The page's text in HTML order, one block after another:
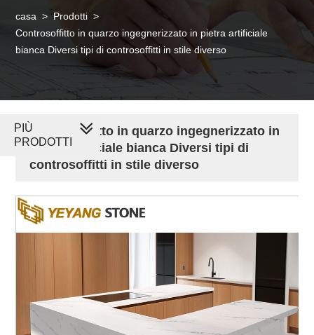
casa > Prodotti >
Controsoffitto in quarzo ingegnerizzato in pietra artificiale
bianca Diversi tipi di controsoffitti in stile diverso
Controsoffitto in quarzo ingegnerizzato in
pietra artificiale bianca Diversi tipi di
controsoffitti in stile diverso
PIÙ
PRODOTTI